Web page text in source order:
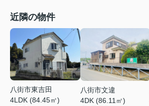
近隣の物件
八街市東吉田
4LDK (84.45㎡)
八街市文違
4DK (86.11㎡)